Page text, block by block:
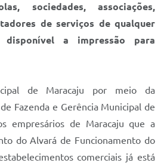
sociedades, associações,
de serviços de qualquer
a impressão para
de Maracaju por meio da
Fazenda e Gerência Municipal de
empresários de Maracaju que a
do Alvará de Funcionamento do
comerciais já está